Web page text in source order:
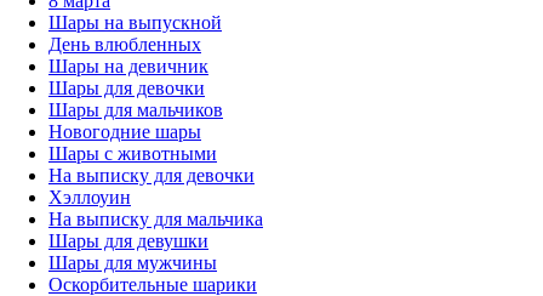
Шары на выпускной
День влюбленных
Шары на девичник
Шары для девочки
Шары для мальчиков
Новогодние шары
Шары с животными
На выписку для девочки
Хэллоуин
На выписку для мальчика
Шары для девушки
Шары для мужчины
Оскорбительные шарики